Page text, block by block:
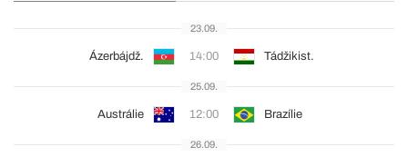
23.09.
Ázerbájdž. 14:00 Tádžikist.
25.09.
Austrálie 12:00 Brazílie
26.09.